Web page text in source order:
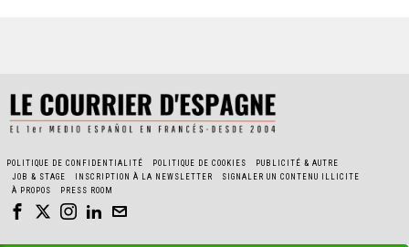
POLITIQUE DE CONFIDENTIALITÉ POLITIQUE DE COOKIES
PUBLICITÉ & AUTRE
JOB & STAGE
INSCRIPTION À LA NEWSLETTER
SIGNALER UN CONTENU ILLICITE
À PROPOS
PRESS ROOM